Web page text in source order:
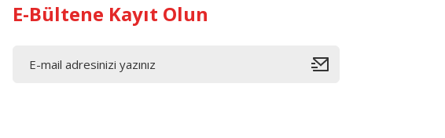
E-Bültene Kayıt Olun